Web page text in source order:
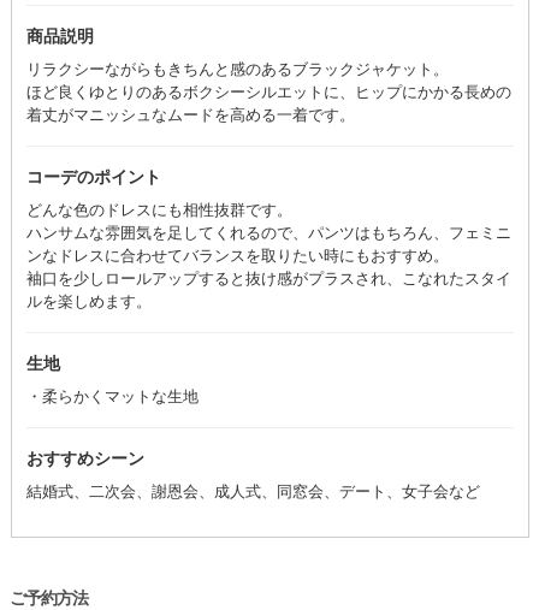
商品説明
リラクシーながらもきちんと感のあるブラックジャケット。
ほど良くゆとりのあるボクシーシルエットに、ヒップにかかる長めの
着丈がマニッシュなムードを高める一着です。
コーデのポイント
どんな色のドレスにも相性抜群です。
ハンサムな雰囲気を足してくれるので、パンツはもちろん、フェミニ
ンなドレスに合わせてバランスを取りたい時にもおすすめ。
袖口を少しロールアップすると抜け感がプラスされ、こなれたスタイ
ルを楽しめます。
生地
・柔らかくマットな生地
おすすめシーン
結婚式、二次会、謝恩会、成人式、同窓会、デート、女子会など
ご予約方法